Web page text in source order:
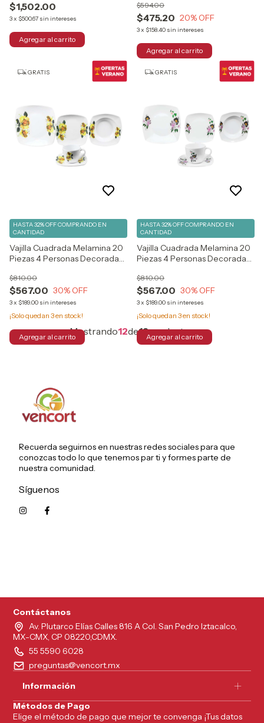
$1,502.00
3x $500.67 sin intereses $475.20
$594.00
20% OFF
3x $158.40 sin intereses
GRATIS
Vajilla Cuadrada Melamina 20
Piezas 4 Personas Decorada
$567.00
$810.00
30% OFF
3x $189.00 sin intereses
HASTA 32% OFFCOMPRANDO EN
CANTIDAD
¡Solo quedan 3en stock!
GRATIS
Vajilla Cuadrada Melamina 20
Piezas 4 Personas Decorada
$567.00
$810.00
30% OFF
3x $189.00 sin intereses
HASTA 32% OFFCOMPRANDO EN
CANTIDAD
¡Solo quedan 3en stock!
Mostrando12de12productos
Recuerda seguirnos en nuestras redes sociales para que
conozcas todo lo que tenemos par ti y formes parte de
nuestra comunidad.
Síguenos
Contáctanos
Av. Plutarco Elías Calles 816 A Col. San Pedro Iztacalco,
MX-CMX, CP 08220,CDMX.
55 5590 6028
preguntas@vencort.mx
Información
Métodos de Pago
Elige el método de pago que mejor te convenga ¡Tus datos